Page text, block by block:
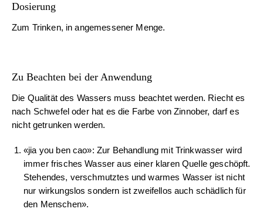
Dosierung
Zum Trinken, in angemessener Menge.
Zu Beachten bei der Anwendung
Die Qualität des Wassers muss beachtet werden. Riecht es
nach Schwefel oder hat es die Farbe von Zinnober, darf es
nicht getrunken werden.
«jia you ben cao»: Zur Behandlung mit Trinkwasser wird
immer frisches Wasser aus einer klaren Quelle geschöpft.
Stehendes, verschmutztes und warmes Wasser ist nicht
nur wirkungslos sondern ist zweifellos auch schädlich für
den Menschen».